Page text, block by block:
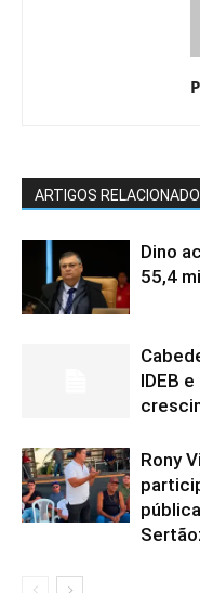
ARTIGOS
Dino
55,4
IDEB
Rony